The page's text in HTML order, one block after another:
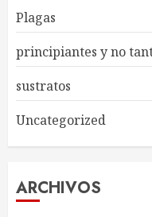
Plagas
principiantes y no
sustratos
Uncategorized
ARCHIVOS